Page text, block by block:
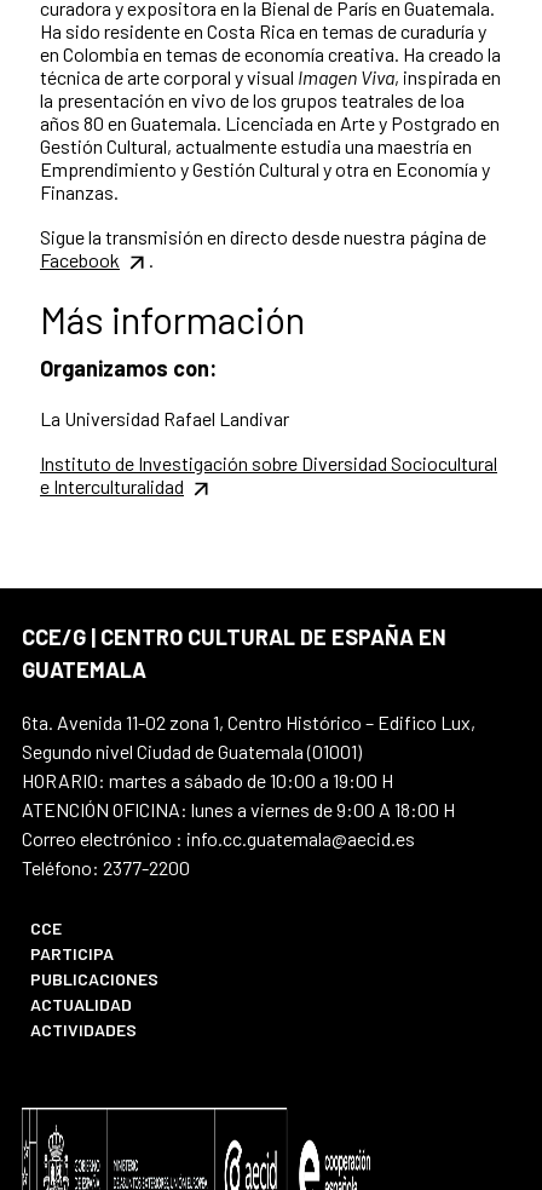
curadora y expositora en la Bienal de París en Guatemala.
Ha sido residente en Costa Rica en temas de curaduría y
en Colombia en temas de economía creativa. Ha creado la
técnica de arte corporal y visual Imagen Viva, inspirada en
la presentación en vivo de los grupos teatrales de loa
años 80 en Guatemala. Licenciada en Arte y Postgrado en
Gestión Cultural, actualmente estudia una maestría en
Emprendimiento y Gestión Cultural y otra en Economía y
Finanzas.
Sigue la transmisión en directo desde nuestra página de
Facebook
.
Más información
Organizamos con:
La Universidad Rafael Landivar
Instituto de Investigación sobre Diversidad Sociocultural
e Interculturalidad
CCE/G | CENTRO CULTURAL DE ESPAÑA EN
GUATEMALA
6ta. Avenida 11-02 zona 1, Centro Histórico – Edifico Lux,
Segundo nivel Ciudad de Guatemala (01001)
HORARIO: martes a sábado de 10:00 a 19:00 H
ATENCIÓN OFICINA: lunes a viernes de 9:00 A 18:00 H
Correo electrónico : info.cc.guatemala@aecid.es
Teléfono: 2377-2200
CCE
PARTICIPA
PUBLICACIONES
ACTUALIDAD
ACTIVIDADES